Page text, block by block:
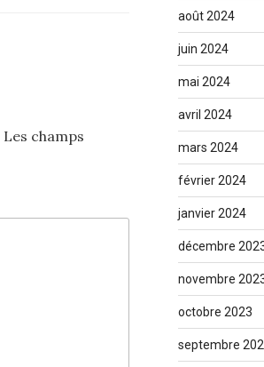
Les champs
août 2024
juin 2024
mai 2024
avril 2024
mars 2024
février 2024
janvier 2024
décembre
novembre
octobre 2023
septembre